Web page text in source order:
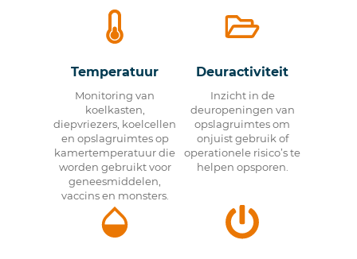
Temperatuur
Monitoring van
koelkasten,
diepvriezers, koelcellen
en opslagruimtes op
kamertemperatuur die
worden gebruikt voor
geneesmiddelen,
vaccins en monsters.
Deuractiviteit
Inzicht in de
deuropeningen van
opslagruimtes om
onjuist gebruik of
operationele risico’s te
helpen opsporen.